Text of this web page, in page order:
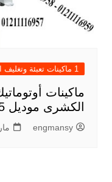
1 ماكينات تعبئة وتغليف السوائل فى اكياس
ماكينات
الكشرى موديل 505 ماركة المهندس منسى
engmansy